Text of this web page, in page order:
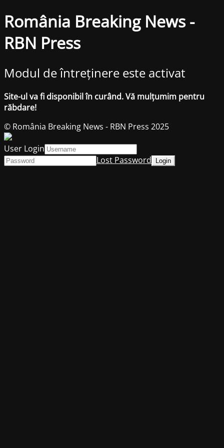
România Breaking News -
RBN Press
Modul de întreținere este activat
Site-ul va fi disponibil în curând. Vă mulțumim pentru
răbdare!
© România Breaking News - RBN Press 2025
User Login
Lost Password